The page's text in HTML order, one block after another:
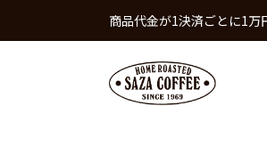
商品代金が1決済ごとに1万